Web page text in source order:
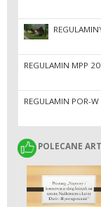
REGULAMIN MPP
REGULAMIN POR-
POLECANE
POLECANE